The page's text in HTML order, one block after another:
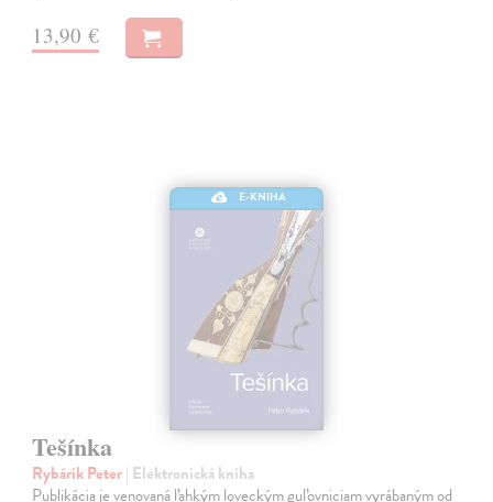
13,90 €
E-KNIHA
Tešínka
Rybárik Peter| Elektronická kniha
Publikácia je venovaná ľahkým loveckým guľovniciam vyrábaným od